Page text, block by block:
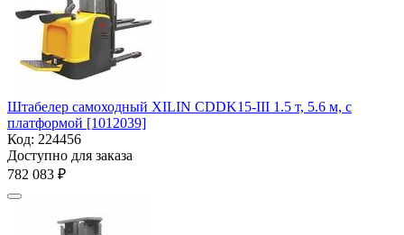
Штабелер самоходный XILIN CDDK15-III 1.5 т, 5.6 м, с
платформой [1012039]
Код: 224456
Доступно для заказа
782 083 ₽